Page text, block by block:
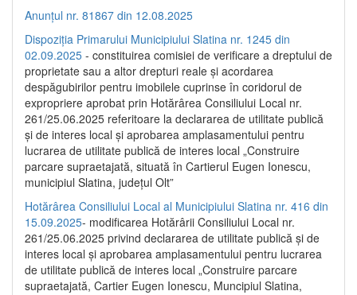
Anunțul nr. 81867 din 12.08.2025
Dispoziția Primarului Municipiului Slatina nr. 1245 din
02.09.2025 - constituirea comisiei de verificare a dreptului de
proprietate sau a altor drepturi reale și acordarea
despăgubirilor pentru imobilele cuprinse în coridorul de
expropriere aprobat prin Hotărârea Consiliului Local nr.
261/25.06.2025 referitoare la declararea de utilitate publică
și de interes local și aprobarea amplasamentului pentru
lucrarea de utilitate publică de interes local „Construire
parcare supraetajată, situată în Cartierul Eugen Ionescu,
municipiul Slatina, județul Olt”
Hotărârea Consiliului Local al Municipiului Slatina nr. 416 din
15.09.2025- modificarea Hotărârii Consiliului Local nr.
261/25.06.2025 privind declararea de utilitate publică și de
interes local și aprobarea amplasamentului pentru lucrarea
de utilitate publică de interes local „Construire parcare
supraetajată, Cartier Eugen Ionescu, Muncipiul Slatina,